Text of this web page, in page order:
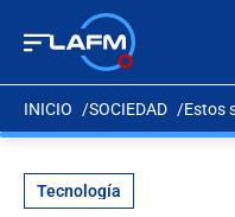
INICIO SOCIEDAD Estos
Tecnología